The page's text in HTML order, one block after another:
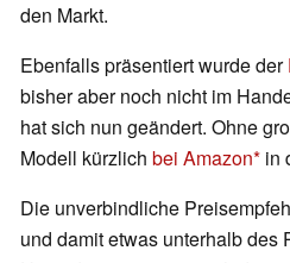
den Markt.
Ebenfalls präsentiert wurde der
bisher aber noch nicht im
hat sich nun geändert. Ohne
Modell kürzlich bei Amazon in
Die unverbindliche
und damit etwas unterhalb des